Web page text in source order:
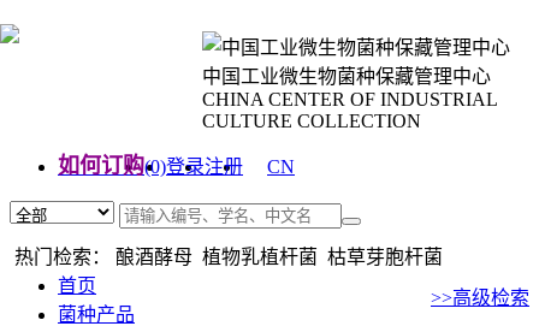
中国工业微生物菌种保藏管理中心
CHINA CENTER OF INDUSTRIAL
CULTURE COLLECTION
如何订购(0)登录注册
CN
热门检索： 酿酒酵母 植物乳植杆菌 枯草芽胞杆菌
>>高级检索
首页
菌种产品